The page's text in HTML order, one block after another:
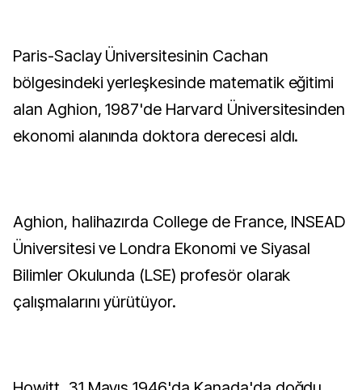
Paris-Saclay Üniversitesinin Cachan
bölgesindeki yerleşkesinde matematik eğitimi
alan Aghion, 1987'de Harvard Üniversitesinden
ekonomi alanında doktora derecesi aldı.
Aghion, halihazırda College de France, INSEAD
Üniversitesi ve Londra Ekonomi ve Siyasal
Bilimler Okulunda (LSE) profesör olarak
çalışmalarını yürütüyor.